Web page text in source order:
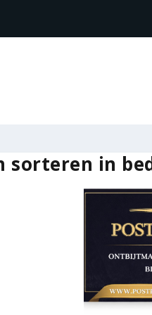
sorteren in